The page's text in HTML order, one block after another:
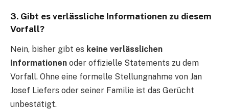
3. Gibt es verlässliche Informationen zu diesem
Vorfall?
Nein, bisher gibt es keine verlässlichen
Informationen oder offizielle Statements zu dem
Vorfall. Ohne eine formelle Stellungnahme von Jan
Josef Liefers oder seiner Familie ist das Gerücht
unbestätigt.